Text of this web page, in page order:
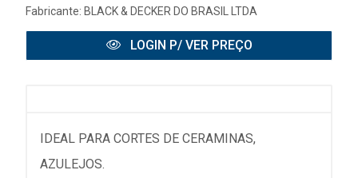
Fabricante: BLACK & DECKER DO BRASIL LTDA
LOGIN P/ VER PREÇO
IDEAL PARA CORTES DE CERAMINAS,
AZULEJOS.